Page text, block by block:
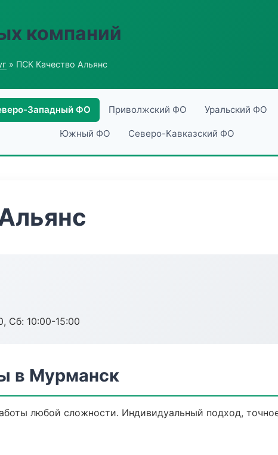
компаний
» ПСК Качество Альянс
Западный ФО Приволжский ФО Уральский ФО
Южный ФО Северо-Кавказский ФО
Сб: 10:00-15:00
в Мурманск
любой сложности. Индивидуальный подход,